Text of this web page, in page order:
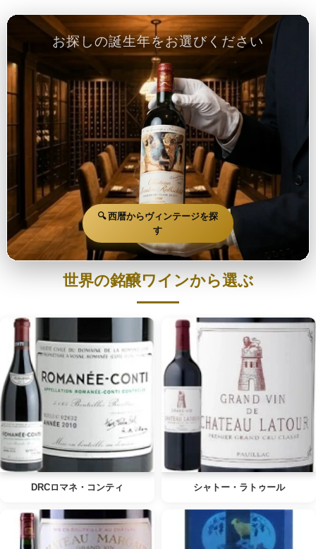
お探しの誕生年をお選びください
🔍 西暦からヴィンテージを探
す
世界の銘醸ワインから選ぶ
DRCロマネ・コンティ シャトー・ラトゥール